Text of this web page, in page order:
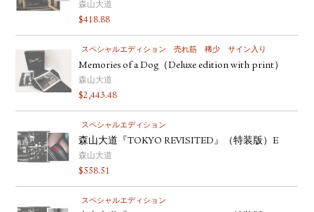
森山大道
$418.88
スペシャルエディション 売れ筋 稀少 サイン入り
Memories of a Dog（Deluxe edition with print）
森山大道
$2,443.48
スペシャルエディション
森山大道『TOKYO REVISITED』（特装版）E
森山大道
$558.51
スペシャルエディション